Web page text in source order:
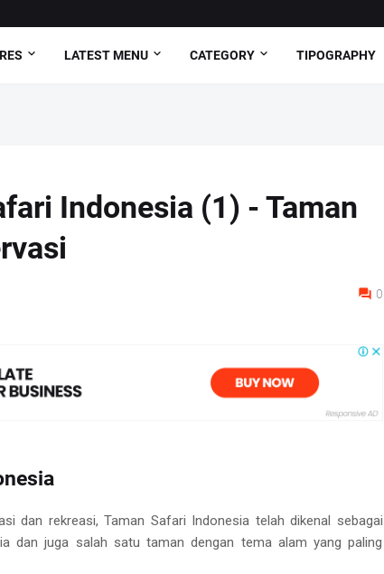
LATEST MENU CATEGORY TIPOGRAPHY
Indonesia (1) - Taman
0
dan rekreasi, Taman Safari Indonesia telah dikenal sebagai
dan juga salah satu taman dengan tema alam yang paling